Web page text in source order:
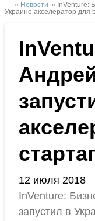
» Новости » InVenture:
Украине акселератор для
12 июля 2018
InVenture:
запустил в